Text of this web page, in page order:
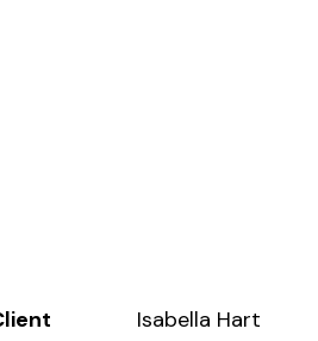
Isabella Hart